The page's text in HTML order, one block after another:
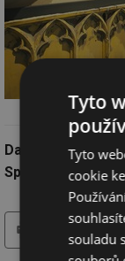
Datum:
8.8.2020
Společnost:
Tyto
Tyto
cookie
souladu